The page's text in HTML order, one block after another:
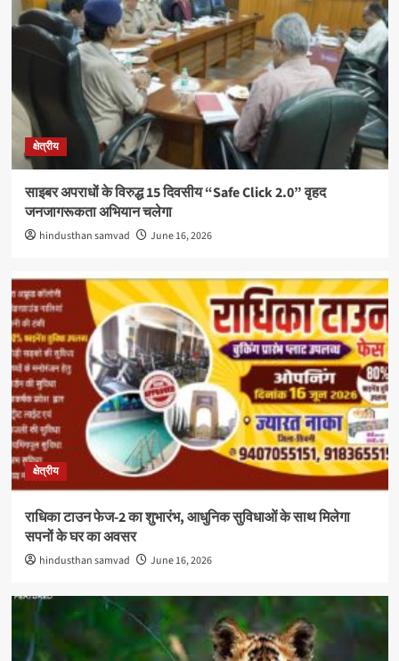
क्षेत्रीय
साइबर अपराधों के विरुद्ध 15 दिवसीय “Safe Click 2.0” वृहद
जनजागरूकता अभियान चलेगा
hindusthan samvad June 16, 2026
क्षेत्रीय
राधिका टाउन फेज-2 का शुभारंभ, आधुनिक सुविधाओं के साथ मिलेगा
सपनों के घर का अवसर
hindusthan samvad June 16, 2026